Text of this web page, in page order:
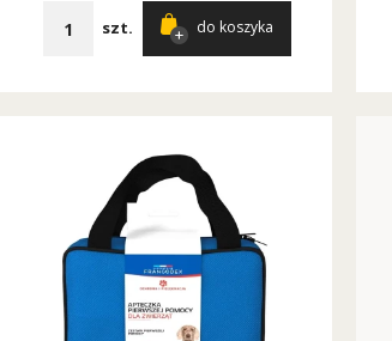
szt. do koszyka